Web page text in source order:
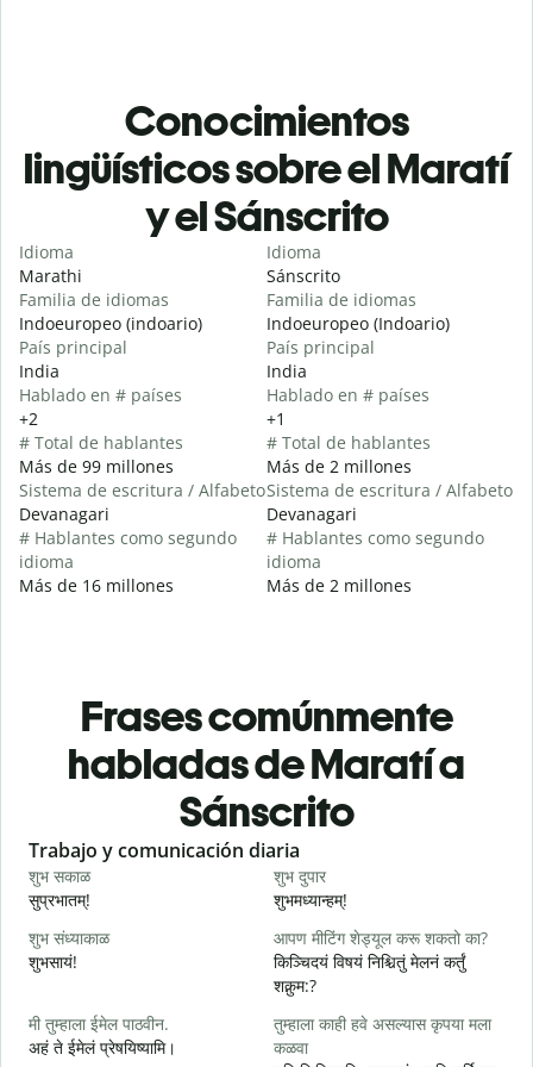
Conocimientos
lingüísticos sobre el Maratí
y el Sánscrito
Idioma
Marathi
Familia de idiomas
Indoeuropeo (indoario)
País principal
India
Hablado en # países
+2
# Total de hablantes
Más de 99 millones
Sistema de escritura / Alfabeto
Devanagari
# Hablantes como segundo
idioma
Más de 16 millones
Idioma
Sánscrito
Familia de idiomas
Indoeuropeo (Indoario)
País principal
India
Hablado en # países
+1
# Total de hablantes
Más de 2 millones
Sistema de escritura / Alfabeto
Devanagari
# Hablantes como segundo
idioma
Más de 2 millones
Frases comúnmente
habladas de Maratí a
Sánscrito
Slide 1 of 6
Trabajo y comunicación diaria
शुभ सकाळ
सुप्रभातम्!
शुभ दुपार
शुभमध्यान्हम्!
शुभ संध्याकाळ
शुभसायं!
आपण मीटिंग शेड्यूल करू शकतो का?
किञ्चिदयं विषयं निश्चितुं मेलनं कर्तुं
शक्नुम:?
मी तुम्हाला ईमेल पाठवीन.
अहं ते ईमेलं प्रेषयिष्यामि।
तुम्हाला काही हवे असल्यास कृपया मला
कळवा